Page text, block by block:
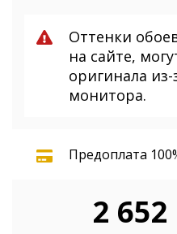
Оттенки
на сайте,
оригинала из-
монитора.
Предоплата
2 652